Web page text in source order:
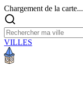
Chargement de la carte...
VILLES